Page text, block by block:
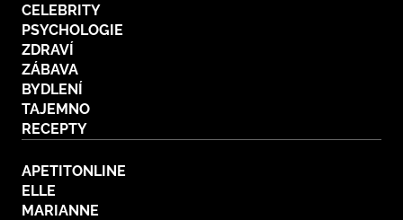
CELEBRITY
PSYCHOLOGIE
ZDRAVÍ
ZÁBAVA
BYDLENÍ
TAJEMNO
RECEPTY
APETITONLINE
ELLE
MARIANNE